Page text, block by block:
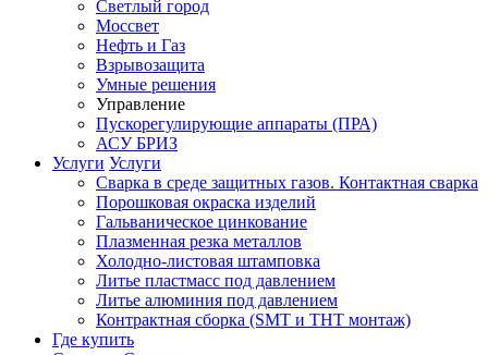
Светлый город
Моссвет
Нефть и Газ
Взрывозащита
Умные решения
Управление
Пускорегулирующие аппараты (ПРА)
АСУ БРИЗ
Услуги Услуги
Сварка в среде защитных газов. Контактная сварка
Порошковая окраска изделий
Гальваническое цинкование
Плазменная резка металлов
Холодно-листовая штамповка
Литье пластмасс под давлением
Литье алюминия под давлением
Контрактная сборка (SMT и THT монтаж)
Где купить